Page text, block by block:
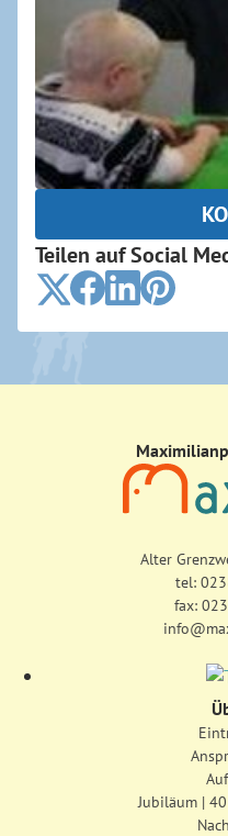
Teilen auf Social
Alter
tel:
fax:
Jubiläum |